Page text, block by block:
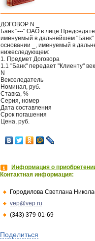
ДОГОВОР N _
Банк "---" ОАО в лице
именуемый в дальнейшем "Банк"
основании _, именуемый в
нижеследующем:
1. Предмет Договора
1.1 "Банк" передает "Клиенту"
N
Векселедатель
Номинал, руб.
Ставка, %
Серия, номер
Дата составления
Срок погашения
Цена, руб.
Информация о
Контактная информация:
Городилова Светлана
vep@vep.ru
(343) 379-01-69
Поделиться